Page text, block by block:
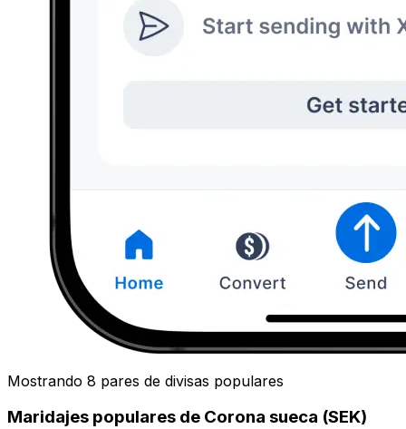
Mostrando 8 pares de divisas populares
Maridajes populares de Corona sueca (SEK)